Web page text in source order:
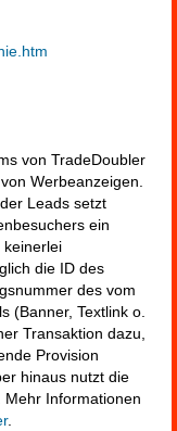
von TradeDoubler
Werbeanzeigen.
Leads setzt
ein
keinerlei
die ID des
des vom
(Banner, Textlink o.
Transaktion dazu,
Provision
hinaus nutzt die
Mehr Informationen
.